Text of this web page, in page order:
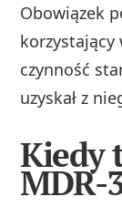
Obowiązek
korzystający
czynność
uzyskał z
Kiedy
MDR-